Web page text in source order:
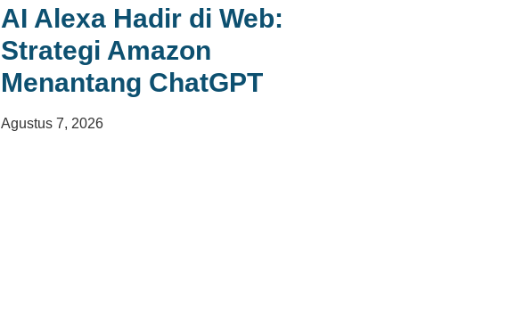
AI Alexa Hadir di Web:
Strategi Amazon
Menantang ChatGPT
Agustus 7, 2026